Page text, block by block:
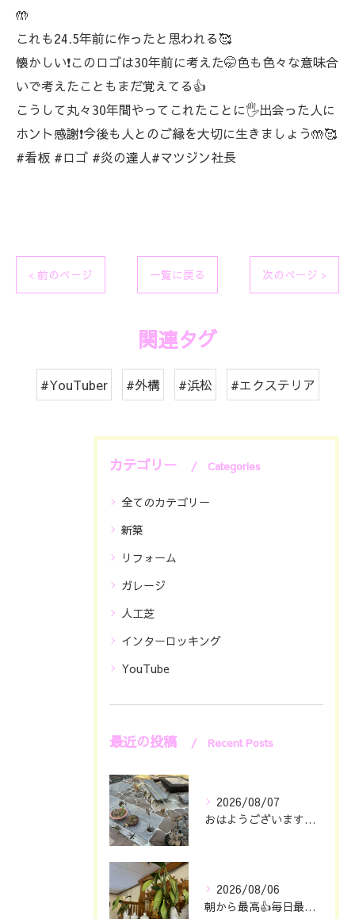
🤲
これも24.5年前に作ったと思われる🥰
懐かしい❗このロゴは30年前に考えた🤭色も色々な意味合
いで考えたこともまだ覚えてる👍
こうして丸々30年間やってこれたことに🖐️出会った人に
ホント感謝❗今後も人とのご縁を大切に生きましょう🤲🥰
#看板 #ロゴ #炎の達人#マツジン社長
< 前のページ 一覧に戻る 次のページ >
関連タグ
#YouTuber #外構 #浜松 #エクステリア
カテゴリー Categories
全てのカテゴリー
新築
リフォーム
ガレージ
人工芝
インターロッキング
YouTube
最近の投稿 Recent Posts
2026/08/07
おはようございます🖐️😊
2026/08/06
朝から最高👍毎日最幸の😁マツジン社長でございます🤗